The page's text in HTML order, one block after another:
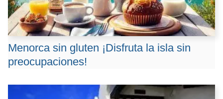
Menorca sin gluten ¡Disfruta la isla sin
preocupaciones!